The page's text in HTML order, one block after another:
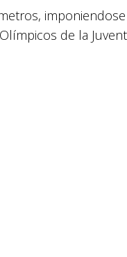
de la